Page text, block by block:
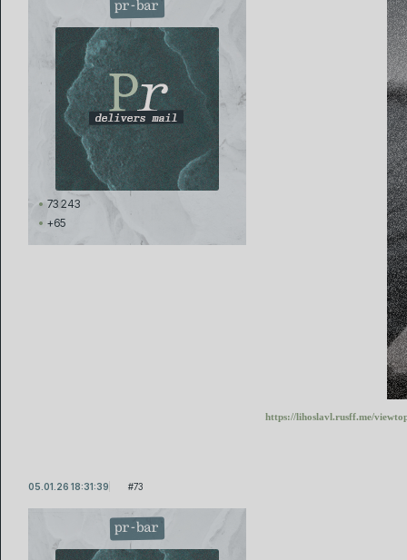
pr-bar
73 243
+65
https://lihoslavl.rusff.me/
73
05.01.26 18:31:39
pr-bar